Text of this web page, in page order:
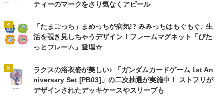
ティーのマークをさり気なくアピール
「たまごっち」まめっちが病気!? みみっちはもぐもぐ♪ 生
活を覗き見しちゃうデザイン！フレームマグネット「ぴた
っとフレーム」登場☆
ラクスの浴衣姿が美しい♪ 「ガンダムカードゲーム 1st An
niversary Set [PB03]」の二次抽選が実施中！ ストフリが
デザインされたデッキケースやスリーブも